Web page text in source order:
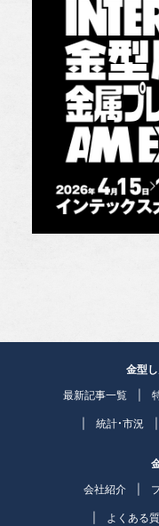
金型
最新記事一覧
統計・市況
会社紹介
よくある